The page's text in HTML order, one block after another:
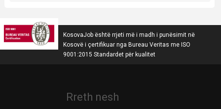
KosovaJob është rrjeti më i madh i punësimit në
Kosovë i çertifikuar nga Bureau Veritas me ISO
9001:2015 Standardet për kualitet
Rreth nesh